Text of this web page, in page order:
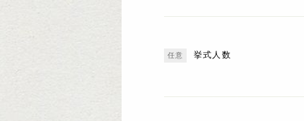
挙式人数